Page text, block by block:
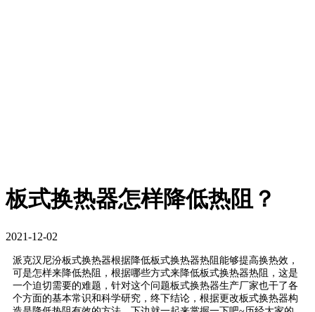
板式换热器怎样降低热阻？
2021-12-02
派克汉尼汾板式换热器根据降低板式换热器热阻能够提高换热效，
可是怎样来降低热阻，根据哪些方式来降低板式换热器热阻，这是
一个迫切需要的难题，针对这个问题板式换热器生产厂家也干了各
个方面的基本常识和科学研究，终下结论，根据更改板式换热器构